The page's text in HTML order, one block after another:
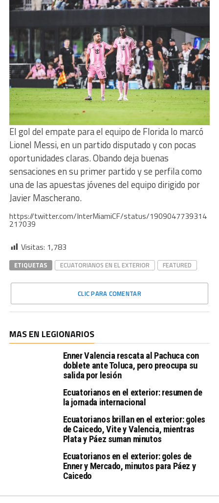
El gol del empate para el equipo de Florida lo marcó
Lionel Messi, en un partido disputado y con pocas
oportunidades claras. Obando deja buenas
sensaciones en su primer partido y se perfila como
una de las apuestas jóvenes del equipo dirigido por
Javier Mascherano.
https://twitter.com/InterMiamiCF/status/1909047739314
217039
Visitas: 1,783
ETIQUETAS ECUATORIANOS EN EL EXTERIOR FEATURED
CLIC PARA COMENTAR
MAS EN LEGIONARIOS
Enner Valencia rescata al Pachuca con
doblete ante Toluca, pero preocupa su
salida por lesión
Ecuatorianos en el exterior: resumen de
la jornada internacional
Ecuatorianos brillan en el exterior: goles
de Caicedo, Vite y Valencia, mientras
Plata y Páez suman minutos
Ecuatorianos en el exterior: goles de
Enner y Mercado, minutos para Páez y
Caicedo